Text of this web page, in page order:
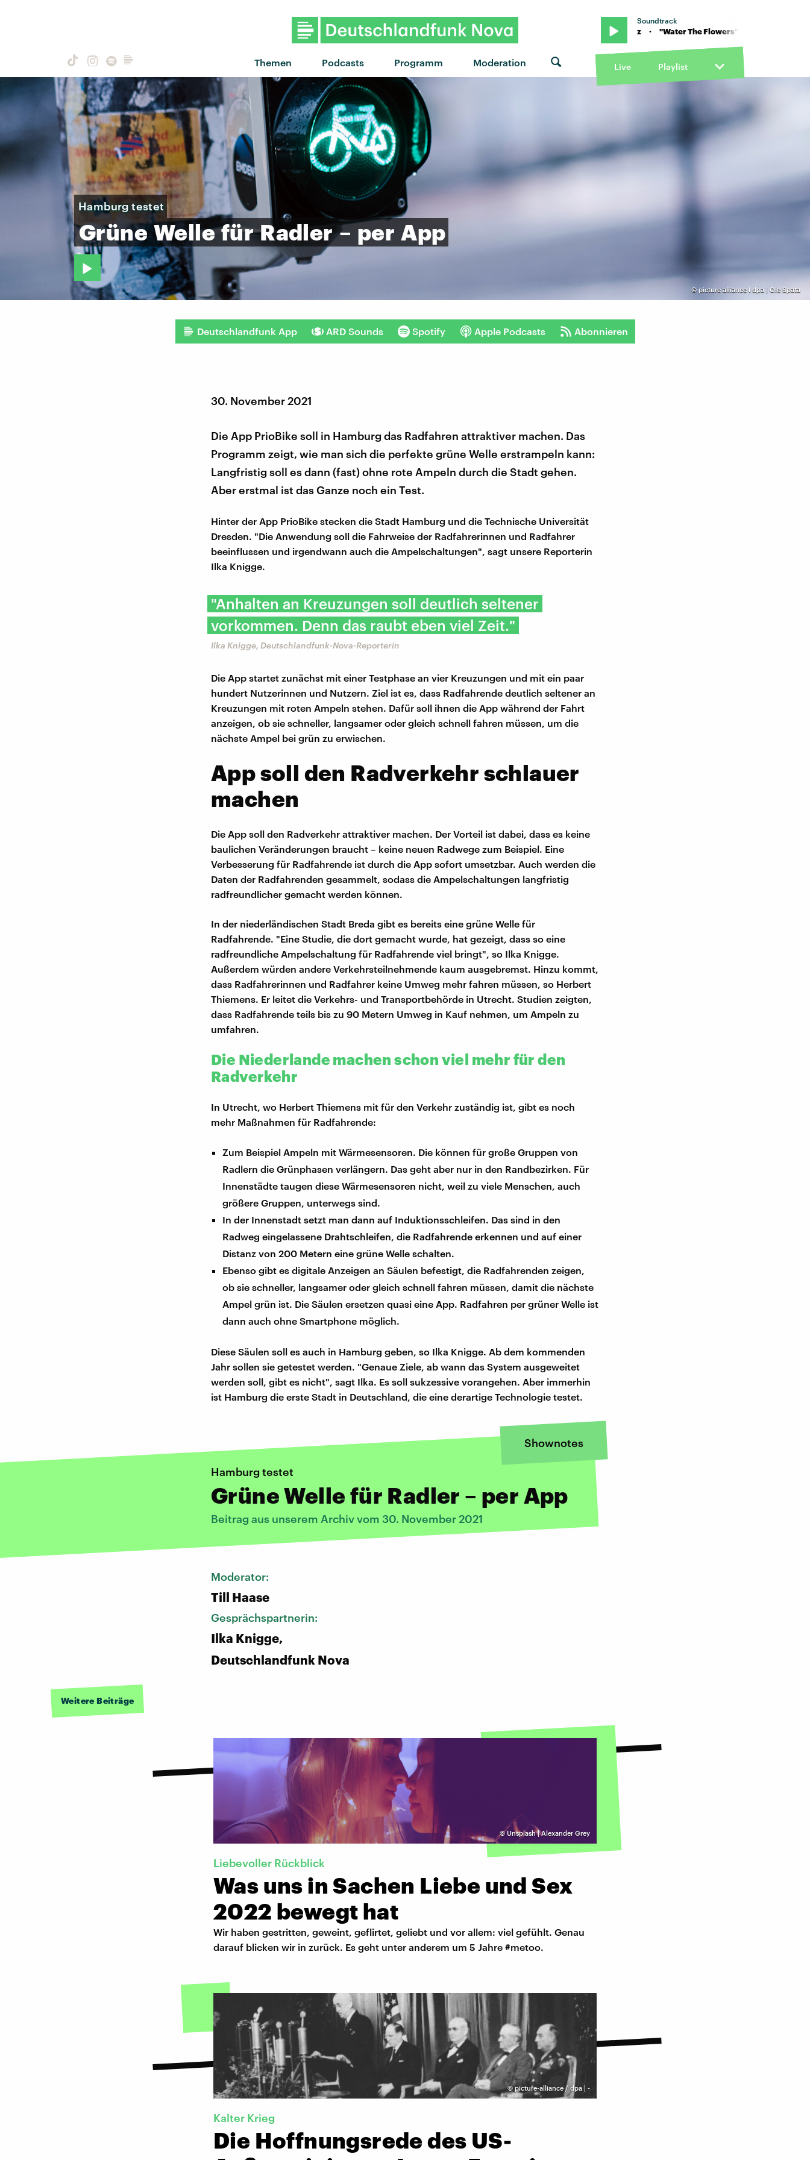
Themen Podcasts Programm Moderation
Soundtrack
"Water The Flowers" von Claire Rosinkranz · "Water The Flowers" von Claire Rosinkranz ·
Live Playlist
© picture alliance I dpa | Ole Spata
Hamburg testet
Grüne Welle für Radler – per App
Deutschlandfunk App ARD Sounds Spotify Apple Podcasts Abonnieren
30. November 2021
Die App PrioBike soll in Hamburg das Radfahren attraktiver machen. Das
Programm zeigt, wie man sich die perfekte grüne Welle erstrampeln kann:
Langfristig soll es dann (fast) ohne rote Ampeln durch die Stadt gehen.
Aber erstmal ist das Ganze noch ein Test.
Hinter der App PrioBike stecken die Stadt Hamburg und die Technische Universität
Dresden. "Die Anwendung soll die Fahrweise der Radfahrerinnen und Radfahrer
beeinflussen und irgendwann auch die Ampelschaltungen", sagt unsere Reporterin
Ilka Knigge.
"Anhalten an Kreuzungen soll deutlich seltener
vorkommen. Denn das raubt eben viel Zeit."
Ilka Knigge, Deutschlandfunk-Nova-Reporterin
Die App startet zunächst mit einer Testphase an vier Kreuzungen und mit ein paar
hundert Nutzerinnen und Nutzern. Ziel ist es, dass Radfahrende deutlich seltener an
Kreuzungen mit roten Ampeln stehen. Dafür soll ihnen die App während der Fahrt
anzeigen, ob sie schneller, langsamer oder gleich schnell fahren müssen, um die
nächste Ampel bei grün zu erwischen.
App soll den Radverkehr schlauer
machen
Die App soll den Radverkehr attraktiver machen. Der Vorteil ist dabei, dass es keine
baulichen Veränderungen braucht – keine neuen Radwege zum Beispiel. Eine
Verbesserung für Radfahrende ist durch die App sofort umsetzbar. Auch werden die
Daten der Radfahrenden gesammelt, sodass die Ampelschaltungen langfristig
radfreundlicher gemacht werden können.
In der niederländischen Stadt Breda gibt es bereits eine grüne Welle für
Radfahrende. "Eine Studie, die dort gemacht wurde, hat gezeigt, dass so eine
radfreundliche Ampelschaltung für Radfahrende viel bringt", so Ilka Knigge.
Außerdem würden andere Verkehrsteilnehmende kaum ausgebremst. Hinzu kommt,
dass Radfahrerinnen und Radfahrer keine Umweg mehr fahren müssen, so Herbert
Thiemens. Er leitet die Verkehrs- und Transportbehörde in Utrecht. Studien zeigten,
dass Radfahrende teils bis zu 90 Metern Umweg in Kauf nehmen, um Ampeln zu
umfahren.
Die Niederlande machen schon viel mehr für den
Radverkehr
In Utrecht, wo Herbert Thiemens mit für den Verkehr zuständig ist, gibt es noch
mehr Maßnahmen für Radfahrende:
Zum Beispiel Ampeln mit Wärmesensoren. Die können für große Gruppen von
Radlern die Grünphasen verlängern. Das geht aber nur in den Randbezirken. Für
Innenstädte taugen diese Wärmesensoren nicht, weil zu viele Menschen, auch
größere Gruppen, unterwegs sind.
In der Innenstadt setzt man dann auf Induktionsschleifen. Das sind in den
Radweg eingelassene Drahtschleifen, die Radfahrende erkennen und auf einer
Distanz von 200 Metern eine grüne Welle schalten.
Ebenso gibt es digitale Anzeigen an Säulen befestigt, die Radfahrenden zeigen,
ob sie schneller, langsamer oder gleich schnell fahren müssen, damit die nächste
Ampel grün ist. Die Säulen ersetzen quasi eine App. Radfahren per grüner Welle ist
dann auch ohne Smartphone möglich.
Diese Säulen soll es auch in Hamburg geben, so Ilka Knigge. Ab dem kommenden
Jahr sollen sie getestet werden. "Genaue Ziele, ab wann das System ausgeweitet
werden soll, gibt es nicht", sagt Ilka. Es soll sukzessive vorangehen. Aber immerhin
ist Hamburg die erste Stadt in Deutschland, die eine derartige Technologie testet.
Shownotes
Hamburg testet
Grüne Welle für Radler – per App
Beitrag aus unserem Archiv vom 30. November 2021
Moderator:
Till Haase
Gesprächspartnerin:
Ilka Knigge,
Deutschlandfunk Nova
Weitere Beiträge
©Unsplash | Alexander Grey
Liebevoller Rückblick
Was uns in Sachen Liebe und Sex
2022 bewegt hat
Wir haben gestritten, geweint, geflirtet, geliebt und vor allem: viel gefühlt. Genau
darauf blicken wir in zurück. Es geht unter anderem um 5 Jahre #metoo.
©picture-alliance / dpa | -
Kalter Krieg
Die Hoffnungsrede des US-